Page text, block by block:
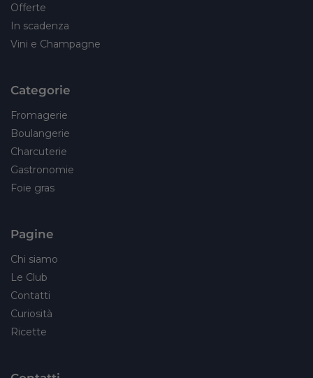
Offerte
In scadenza
Vini e Champagne
Categorie
Fromagerie
Boulangerie
Charcuterie
Gastronomie
Foie gras
Pagine
Chi siamo
Le Club
Contatti
Curiosità
Ricette